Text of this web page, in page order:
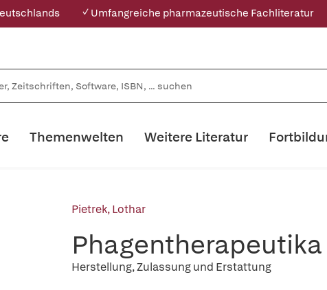
✓ Umfangreiche pharmazeutische Fachliteratur
Themenwelten Weitere Literatur
Pietrek, Lothar
Phagentherapeutika
Herstellung, Zulassung und Erstattung